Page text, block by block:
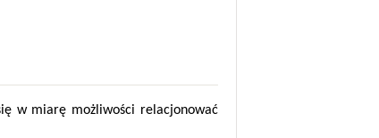
w miarę możliwości relacjonować